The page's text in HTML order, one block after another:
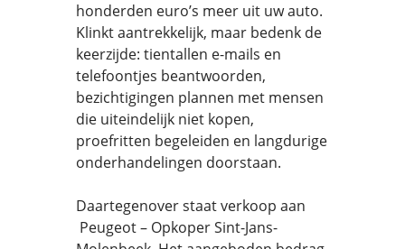
honderden euro’s meer uit uw auto.
Klinkt aantrekkelijk, maar bedenk de
keerzijde: tientallen e-mails en
telefoontjes beantwoorden,
bezichtigingen plannen met mensen
die uiteindelijk niet kopen,
proefritten begeleiden en langdurige
onderhandelingen doorstaan.
Daartegenover staat verkoop aan
Peugeot – Opkoper Sint-Jans-